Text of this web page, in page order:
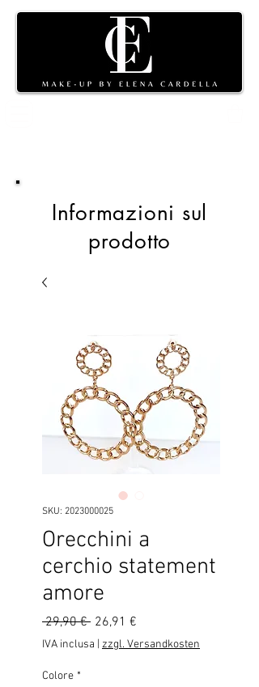
Informazioni sul
prodotto
SKU: 2023000025
Orecchini a
cerchio statement
amore
29,90 € Prezzo
regolare
26,91 €
scontato
IVA inclusa zzgl. Versandkosten
Colore *